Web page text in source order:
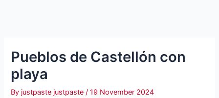
Pueblos de Castellón con
playa
By justpaste justpaste/19 November 2024